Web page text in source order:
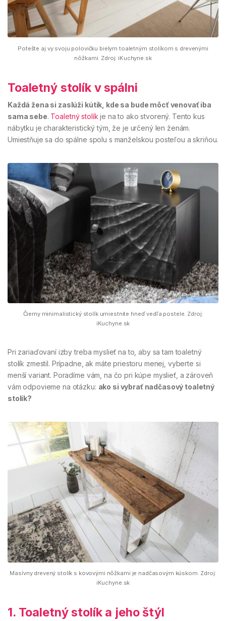
Potešte aj vy svoju polovičku bielym toaletným stolíkom s drevenými
nôžkami. Zdroj: iKuchyne.sk
Toaletný stolík v spálni
Každá žena si zaslúži kútik, kde sa bude môcť venovať iba
sama sebe. Toaletný stolík je na to ako stvorený. Tento kus
nábytku je charakteristický tým, že je určený len ženám.
Umiestňuje sa do spálne spolu s manželskou posteľou a skriňou.
Čierny minimalistický stolík umiestnite hneď vedľa postele. Zdroj:
iKuchyne.sk
Pri zariaďovaní izby treba myslieť na to, aby sa tam toaletný
stolík zmestil. Prípadne, ak máte priestoru menej, vyberte si
menší variant. Poradíme vám, na čo pri kúpe myslieť, a zároveň
vám odpovieme na otázku: ako si vybrať nadčasový toaletný
stolík?
Masívny drevený stolík s kovovými nôžkami je nadčasovým kúskom. Zdroj:
iKuchyne.sk
1. Toaletný stolík a jeho štýl